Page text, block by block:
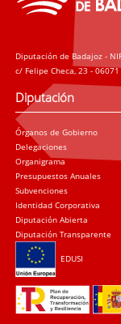
Diputación de Badajoz -
c/ Felipe Checa, 23 -
Diputación
Órganos de Gobierno
Delegaciones
Organigrama
Presupuestos Anuales
Subvenciones
Identidad Corporativa
Diputación Abierta
Diputación Transparente
EDUSI